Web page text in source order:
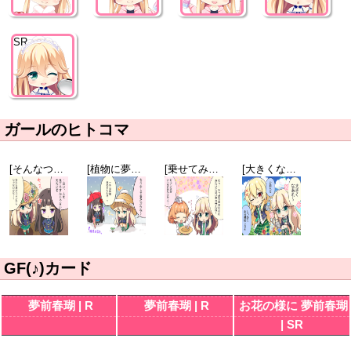
SR
ガールのヒトコマ
GF(♪)カード
夢前春瑚 | R 夢前春瑚 | R
お花の様に 夢前春瑚
| SR